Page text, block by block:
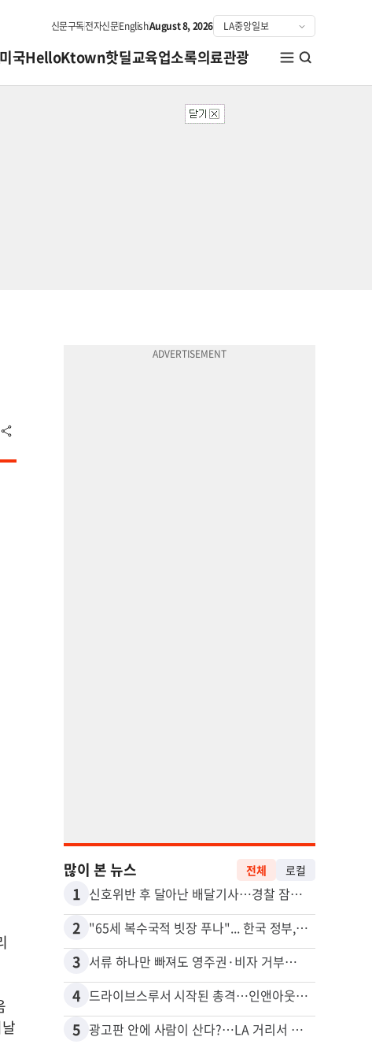
신문구독전자신문EnglishAugust 8, 2026
국HelloKtown핫딜교육업소록의료관광
많이 본 뉴스 전체 로컬
1 신호위반 후 달아난 배달기사…경찰 잠복해 잡고보니 ‘반전’
2 "65세 복수국적 빗장 푸나"... 한국 정부, 연령 완화 전면 추진
3 서류 하나만 빠져도 영주권·비자 거부…심사관 재량권 대폭 확대
4 드라이브스루서 시작된 총격…인앤아웃 참사 영상 공개
5 광고판 안에 사람이 산다?…LA 거리서 화제